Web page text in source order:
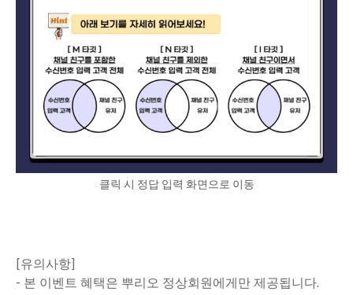
클릭 시 정답 입력 화면으로 이동
[유의사항]
- 본 이벤트 혜택은 뿌리오 정상회원에게만 제공됩니다.